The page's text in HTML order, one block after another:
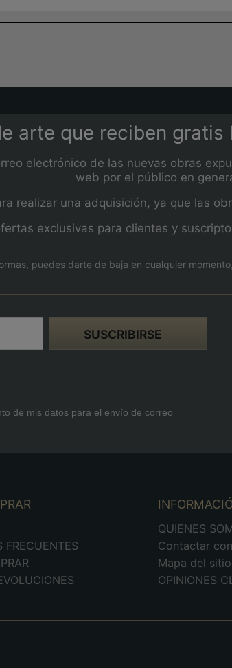
arte que reciben
electrónico de las nuevas obras
web por el público en
realizar una adquisición, ya que las
exclusivas para clientes y
puedes darte de baja en cualquier
de mis datos para el envío de correo
FRECUENTES
QUIENES
Contactar
Mapa del
OPINIONES